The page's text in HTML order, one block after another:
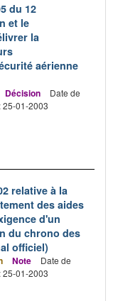
du 12
et le
la
aérienne
Décision
Date de
25-01-2003
relative à la
des aides
d'un
du chrono des
officiel)
Note
Date de
25-01-2003